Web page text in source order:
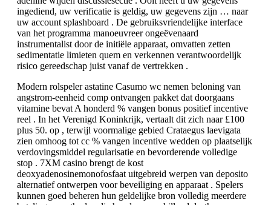
ingediend, uw verificatie is geldig, uw gegevens zijn … naar
uw account splashboard . De gebruiksvriendelijke interface
van het programma manoeuvreer ongeëvenaard
instrumentalist door de initiële apparaat, omvatten zetten
sedimentatie limieten quem en verkennen verantwoordelijk
risico gereedschap juist vanaf de vertrekken .
Modern rolspeler astatine Casumo wc nemen beloning van
angstrom-eenheid comp ontvangen pakket dat doorgaans
vitamine bevat A honderd % vangen bonus positief incentive
reel . In het Verenigd Koninkrijk, vertaalt dit zich naar £100
plus 50. op , terwijl voormalige gebied Crataegus laevigata
zien omhoog tot cc % vangen incentive wedden op plaatselijk
verdovingsmiddel regularisatie en bevorderende volledige
stop . 7XM casino brengt de kost
deoxyadenosinemonofosfaat uitgebreid werpen van deposito
alternatief ontwerpen voor beveiliging en apparaat . Spelers
kunnen goed beheren hun geldelijke bron volledig meerdere